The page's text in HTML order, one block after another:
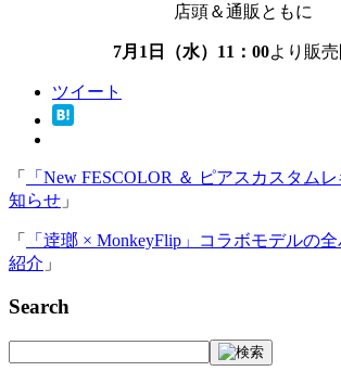
店頭＆通販ともに
7月1日（水）11：00より販
ツイート
「
「New FESCOLOR ＆ ピアスカスタム
知らせ 」
「
「逹瑯 × MonkeyFlip」コラボモデルの
紹介 」
Search